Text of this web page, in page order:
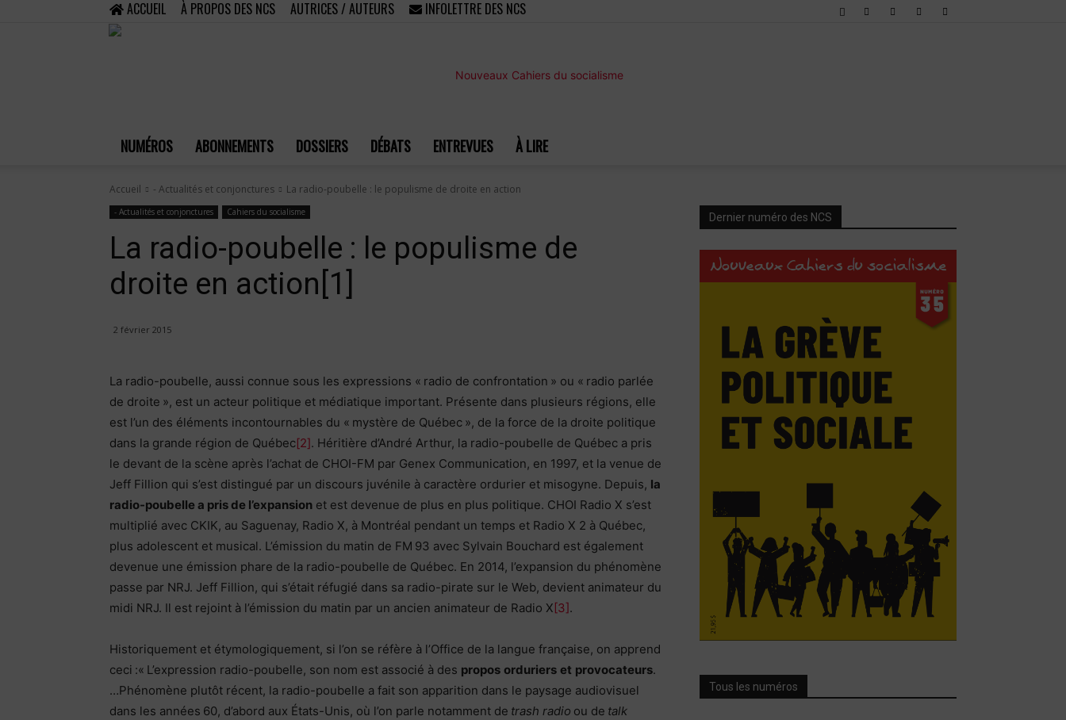
ACCUEIL À PROPOS DES NCS AUTRICES / AUTEURS INFOLETTRE DES NCS
du
socialisme
NUMÉROS ABONNEMENTS DOSSIERS DÉBATS ENTREVUES À LIRE
Accueil - Actualités et conjonctures La radio-poubelle : le populisme de droite en action
- Actualités et conjonctures Cahiers du socialisme
La radio-poubelle : le populisme de
droite en action[1]
2 février 2015
La radio-poubelle, aussi connue sous les expressions « radio de confrontation » ou « radio parlée
de droite », est un acteur politique et médiatique important. Présente dans plusieurs régions, elle
est l’un des éléments incontournables du « mystère de Québec », de la force de la droite politique
dans la grande région de Québec[2]. Héritière d’André Arthur, la radio-poubelle de Québec a pris
le devant de la scène après l’achat de CHOI-FM par Genex Communication, en 1997, et la venue de
Jeff Fillion qui s’est distingué par un discours juvénile à caractère ordurier et misogyne. Depuis, la
radio-poubelle a pris de l’expansion et est devenue de plus en plus politique. CHOI Radio X s’est
multiplié avec CKIK, au Saguenay, Radio X, à Montréal pendant un temps et Radio X 2 à Québec,
plus adolescent et musical. L’émission du matin de FM 93 avec Sylvain Bouchard est également
devenue une émission phare de la radio-poubelle de Québec. En 2014, l’expansion du phénomène
passe par NRJ. Jeff Fillion, qui s’était réfugié dans sa radio-pirate sur le Web, devient animateur du
midi NRJ. Il est rejoint à l’émission du matin par un ancien animateur de Radio X [3].
Historiquement et étymologiquement, si l’on se réfère à l’Office de la langue française, on apprend
ceci :« L’expression radio-poubelle, son nom est associé à des propos orduriers et provocateurs.
…Phénomène plutôt récent, la radio-poubelle a fait son apparition dans le paysage audiovisuel
dans les années 60, d’abord aux États-Unis, où l’on parle notamment de trash radio ou de talk
Dernier numéro des NCS
Tous les numéros